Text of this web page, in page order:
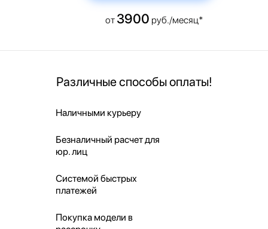
от 3900 руб./месяц*
Различные способы оплаты!
Наличными курьеру
Безналичный расчет для
юр. лиц
Системой быстрых
платежей
Покупка модели в